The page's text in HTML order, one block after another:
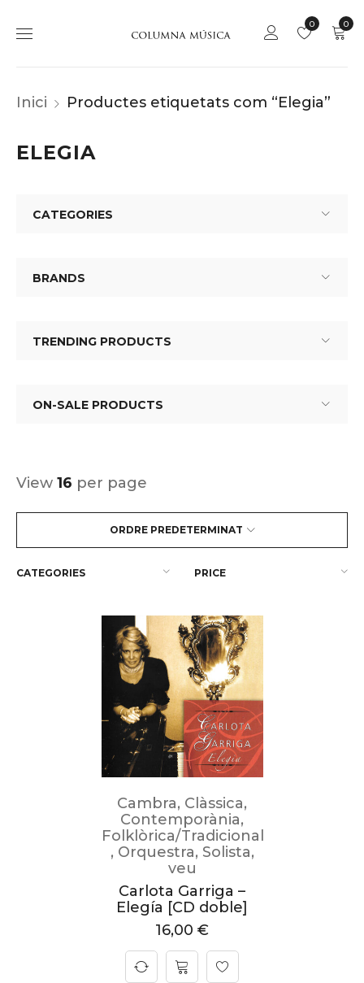
0
0
Inici Productes etiquetats com “Elegia”
ELEGIA
CATEGORIES
BRANDS
TRENDING PRODUCTS
ON-SALE PRODUCTS
ORDRE PREDETERMINAT
View 16 per page
CATEGORIES PRICE
Cambra, Clàssica,
Contemporània,
Folklòrica/Tradicional
, Orquestra, Solista,
veu
Carlota Garriga –
Elegía [CD doble]
16,00 €